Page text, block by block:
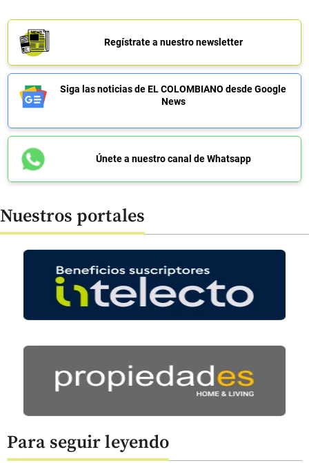
Regístrate a nuestro newsletter
Siga las noticias de EL COLOMBIANO desde Google
News
Únete a nuestro canal de Whatsapp
Nuestros portales
Para seguir leyendo